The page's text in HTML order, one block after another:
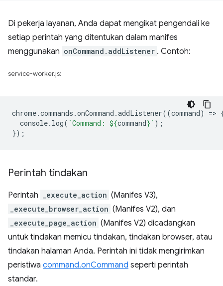
Di pekerja layanan, Anda dapat mengikat pengendali ke
setiap perintah yang ditentukan dalam manifes
menggunakan onCommand.addListener . Contoh:
service-worker.js:
chrome.commands .onCommand .addListener((command) =>
console. log( `Command: ${command} ` );
});
Perintah tindakan
Perintah _execute_action (Manifes V3),
_execute_browser_action (Manifes V2), dan
_execute_page_action (Manifes V2) dicadangkan
untuk tindakan memicu tindakan, tindakan browser, atau
tindakan halaman Anda. Perintah ini tidak mengirimkan
peristiwa command.onCommand seperti perintah
standar.